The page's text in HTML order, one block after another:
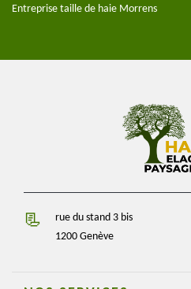
Entreprise taille de haie Morrens
rue du stand 3 bis
1200 Genève